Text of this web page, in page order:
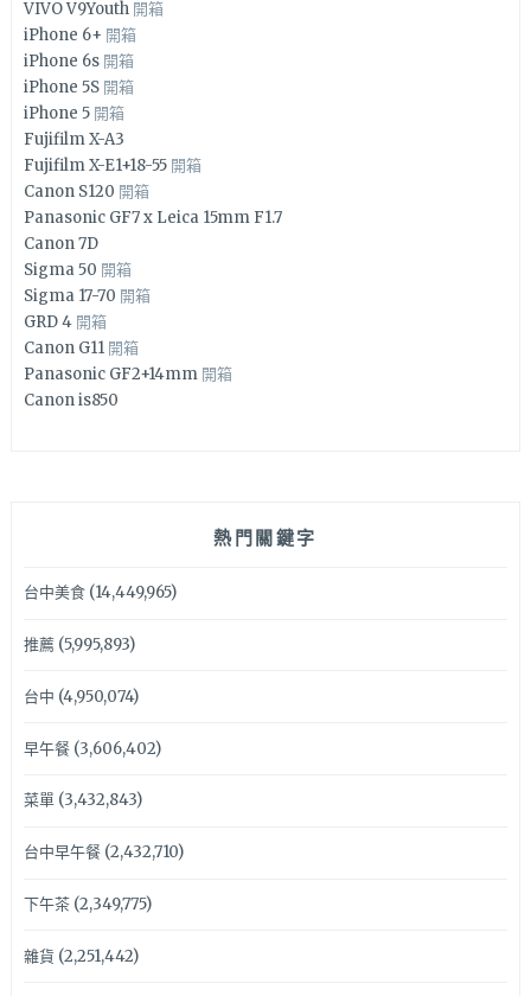
VIVO V9Youth 開箱
iPhone 6+ 開箱
iPhone 6s 開箱
iPhone 5S 開箱
iPhone 5 開箱
Fujifilm X-A3
Fujifilm X-E1+18-55 開箱
Canon S120 開箱
Panasonic GF7 x Leica 15mm F1.7
Canon 7D
Sigma 50 開箱
Sigma 17-70 開箱
GRD 4 開箱
Canon G11 開箱
Panasonic GF2+14mm 開箱
Canon is850
熱門關鍵字
台中美食(14,449,965)
推薦(5,995,893)
台中 (4,950,074)
早午餐(3,606,402)
菜單(3,432,843)
台中早午餐(2,432,710)
下午茶(2,349,775)
雜貨 (2,251,442)